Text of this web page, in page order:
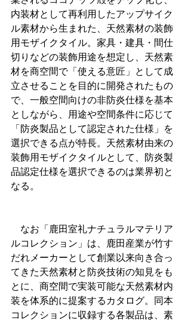
内装材として再利用したアップサイク
ル素材から生まれた、天然素材の装飾
用モザイクタイル。家具・建具・間仕
切りなどの装飾用途を想定し、天然素
材を商空間で「使える意匠」として成
立させることを目的に開発されたもの
で、一般空間向けの非防炎仕様を基本
としながら、用途や空間条件に応じて
「防炎製品として認定された仕様」を
選択できる点が特長。天然素材由来の
装飾用モザイクタイルとして、防炎製
品認定仕様を選択できるのは業界初と
なる。
なお「鹿田室礼ナチュラルマテリア
ルコレクション」は、鹿田産業が竹す
だれメーカーとして創業以来向き合っ
てきた天然素材と防炎技術の知見をも
とに、商空間で実装可能な天然素材内
装を体系的に提案するカタログ。同本
コレクションに収録する各製品は、素